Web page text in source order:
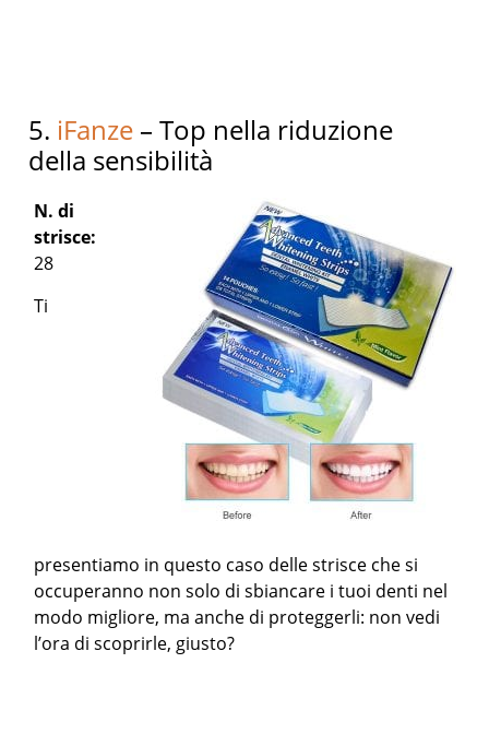
5. iFanze – Top nella riduzione
della sensibilità
N. di
strisce:
28
Ti
presentiamo in questo caso delle strisce che si
occuperanno non solo di sbiancare i tuoi denti nel
modo migliore, ma anche di proteggerli: non vedi
l’ora di scoprirle, giusto?